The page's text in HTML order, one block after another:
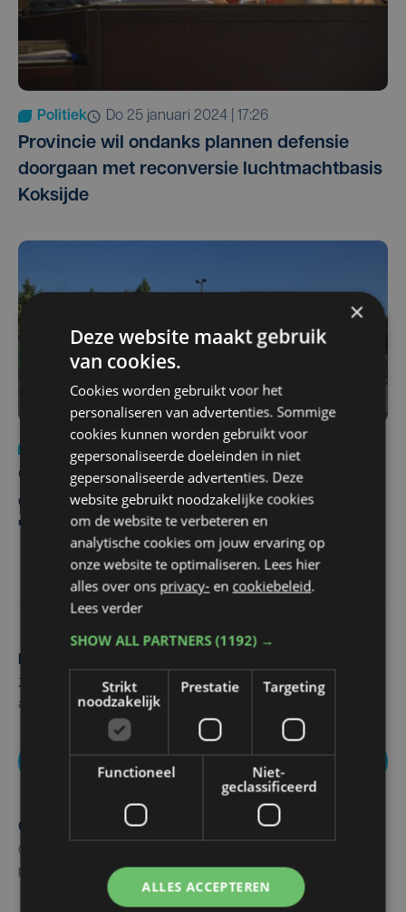
Politiek do 25 januari 2024 | 17:26
Provincie wil ondanks plannen defensie
doorgaan met reconversie luchtmachtbasis
Koksijde
wo 24 januari 2024 | 17:13
Ook na verhuis van luchtmacht, blijft
defensie aanwezig in Koksijde door
"internationale gebeurtenissen"
Zie of hoor je iets dat interessant is voor alle West-Vlamingen,
aarzel dan niet om ons te contacteren.
Nieuws melden
Over ons
Ontdek hier alle info over onze geschiedenis, redactie,
programma's en mogelijkheden om te adverteren.
×
Deze website maakt gebruik
van cookies.
Cookies worden gebruikt voor het
personaliseren van advertenties. Sommige
cookies kunnen worden gebruikt voor
gepersonaliseerde doeleinden in niet
gepersonaliseerde advertenties. Deze
website gebruikt noodzakelijke cookies
om de website te verbeteren en
analytische cookies om jouw ervaring op
onze website te optimaliseren. Lees hier
alles over ons privacy- en cookiebeleid.
Lees verder
SHOW ALL PARTNERS(1192) →
Strikt
noodzakelijk
Prestatie Targeting
Functioneel
Niet-
geclassificeerd
ALLES ACCEPTEREN